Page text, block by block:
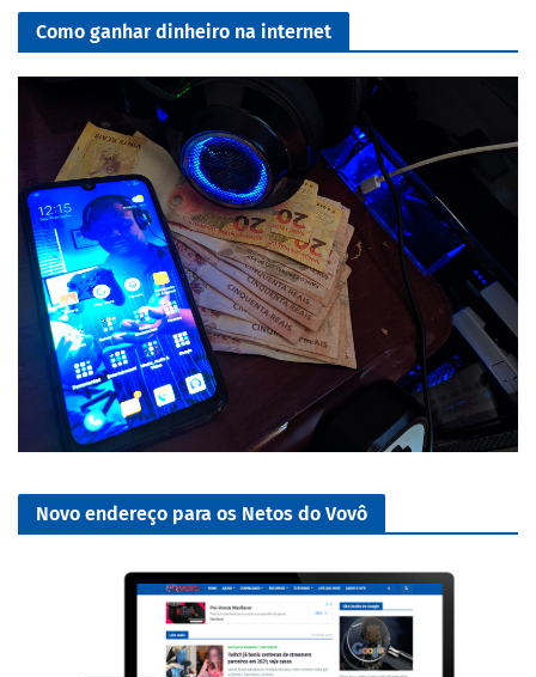
Como ganhar dinheiro na internet
Novo endereço para os Netos do Vovô